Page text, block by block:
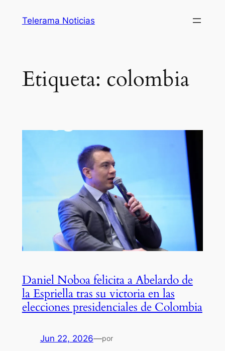
Telerama Noticias
Etiqueta: colombia
Daniel Noboa felicita a Abelardo de
la Espriella tras su victoria en las
elecciones presidenciales de Colombia
Jun 22, 2026—por